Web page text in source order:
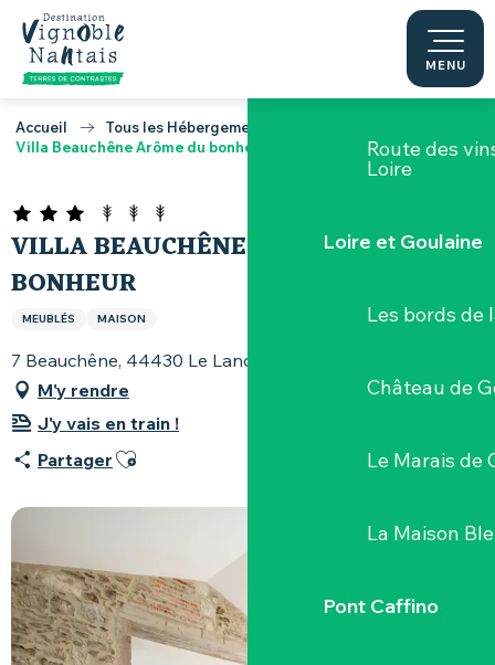
Aller
contenu
principal
MENU
Le Voyage
Route des
Loire
Loire et Goulaine
Les bords de
Château de
Le Marais de
La Maison
Pont Caffino
Accueil
Tous les Hébergements
Villa Beauchêne Arôme du bonheur
VILLA BEAUCHÊNE ARÔME DU
BONHEUR
MEUBLÉS MAISON
7 Beauchêne, 44430 Le Landreau
M'y rendre
J'y vais en train !
Partager Ajouter aux favoris